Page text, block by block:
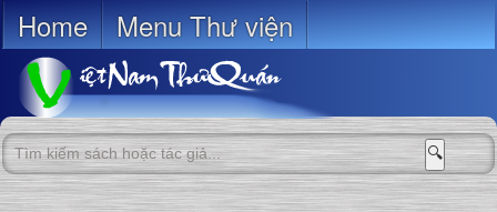
Home Menu Thư viện
🔍